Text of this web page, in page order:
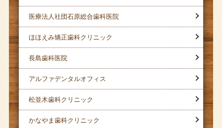
医療法人社団石原総合歯科医院
ほほえみ矯正歯科クリニック
長島歯科医院
アルファデンタルオフィス
松並木歯科クリニック
かなやま歯科クリニック